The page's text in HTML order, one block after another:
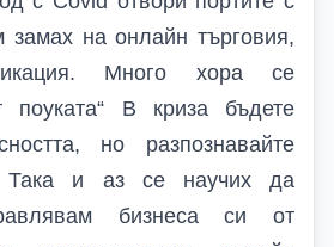
замах на онлайн търговия,
Много хора се
поуката“ В криза бъдете
но разпознавайте
Така и аз се научих да
бизнеса си от